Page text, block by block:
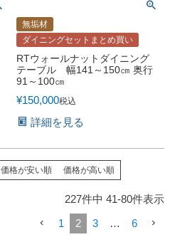
無垢材
ダイニングセットまとめ買い
RTウォールナットダイニング
テーブル 幅141～150㎝ 奥行
91～100㎝
¥150,000税込
詳細を見る
価格が安い順 価格が高い順
227件中 41-80件表示
1
2 3 … 6